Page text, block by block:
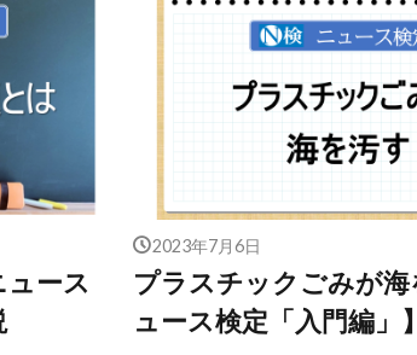
ース
2023年7月6日
プラスチックごみが海
ュース検定「入門編」】